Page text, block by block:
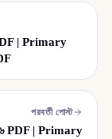
PDF | Primary
পরবর্তী পোস্ট
PDF | Primary